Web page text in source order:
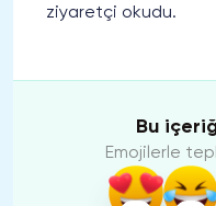
ziyaretçi okudu.
Bu
Emojilerle